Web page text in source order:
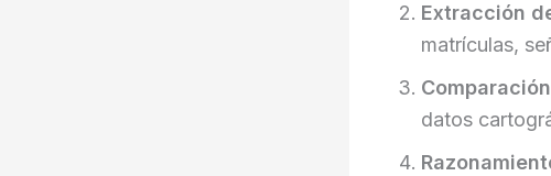
Extracción
matrículas,
datos